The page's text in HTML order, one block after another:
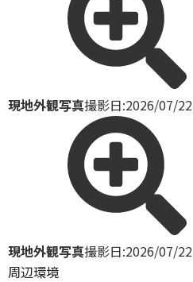
現地外観写真撮影日:2026/07/22
現地外観写真撮影日:2026/07/22
周辺環境